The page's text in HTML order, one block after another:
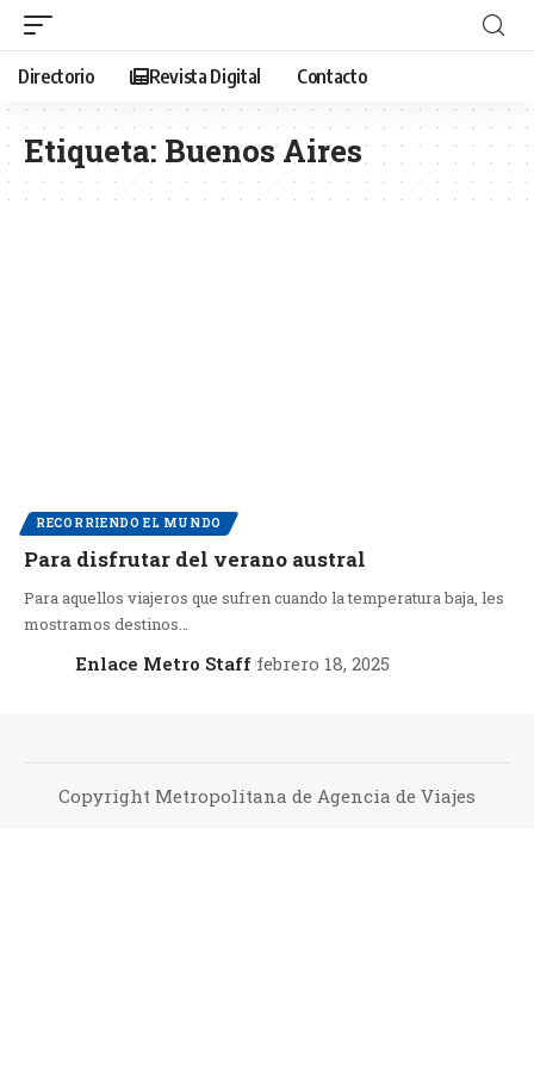
Directorio Revista Digital Contacto
Etiqueta: Buenos Aires
RECORRIENDO EL MUNDO
Para disfrutar del verano austral
Para aquellos viajeros que sufren cuando la temperatura baja, les
mostramos destinos…
Enlace Metro Staff febrero 18, 2025
Copyright Metropolitana de Agencia de Viajes